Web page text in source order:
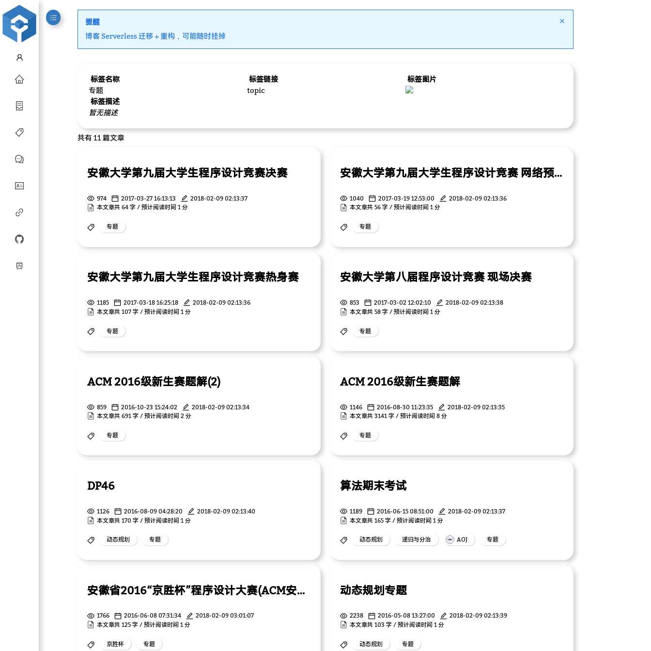
提醒
博客 Serverless 迁移 + 重构，可能随时挂掉
标签名称 标签链接
标签图片
专题
topic
标签描述
暂无描述
共有 11 篇文章
安徽大学第九届大学生程序设计竞赛决赛
974 2017-03-27 16:13:13
2018-02-09 02:13:37
本文章共 64 字 / 预计阅读时间 1 分
专题
安徽大学第九届大学生程序设计竞赛热身赛
1185 2017-03-18 16:25:18
2018-02-09 02:13:36
本文章共 107 字 / 预计阅读时间 1 分
专题
ACM 2016级新生赛题解(2)
859 2016-10-23 15:24:02
2018-02-09 02:13:34
本文章共 691 字 / 预计阅读时间 2 分
专题
DP46
1126 2016-08-09 04:28:20
2018-02-09 02:13:40
本文章共 170 字 / 预计阅读时间 1 分
动态规划 专题
安徽省2016“京胜杯”程序设计大赛(ACM安徽省省赛)
1766 2016-06-08 07:31:34
2018-02-09 03:01:07
本文章共 125 字 / 预计阅读时间 1 分
京胜杯 专题
安徽大学第九届大学生程序设计竞赛 网络预选赛
1040 2017-03-19 12:53:00
2018-02-09 02:13:36
本文章共 56 字 / 预计阅读时间 1 分
专题
安徽大学第八届程序设计竞赛 现场决赛
853 2017-03-02 12:02:10
2018-02-09 02:13:38
本文章共 58 字 / 预计阅读时间 1 分
专题
ACM 2016级新生赛题解
1146 2016-08-30 11:23:35
2018-02-09 02:13:35
本文章共 3141 字 / 预计阅读时间 8 分
专题
算法期末考试
1189 2016-06-15 08:51:00
2018-02-09 02:13:37
本文章共 165 字 / 预计阅读时间 1 分
动态规划 递归与分治 AOJ 专题
动态规划专题
2238 2016-05-08 13:27:00
2018-02-09 02:13:39
本文章共 103 字 / 预计阅读时间 1 分
动态规划 专题